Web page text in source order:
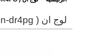
لوج ان ( hn-dr4pg ) مودم راوتر